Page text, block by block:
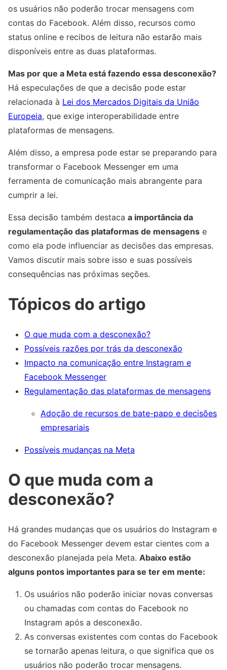
os usuários não poderão trocar mensagens com
contas do Facebook. Além disso, recursos como
status online e recibos de leitura não estarão mais
disponíveis entre as duas plataformas.
Mas por que a Meta está fazendo essa desconexão?
Há especulações de que a decisão pode estar
relacionada à Lei dos Mercados Digitais da União
Europeia, que exige interoperabilidade entre
plataformas de mensagens.
Além disso, a empresa pode estar se preparando para
transformar o Facebook Messenger em uma
ferramenta de comunicação mais abrangente para
cumprir a lei.
Essa decisão também destaca a importância da
regulamentação das plataformas de mensagens e
como ela pode influenciar as decisões das empresas.
Vamos discutir mais sobre isso e suas possíveis
consequências nas próximas seções.
Tópicos do artigo
O que muda com a desconexão?
Possíveis razões por trás da desconexão
Impacto na comunicação entre Instagram e
Facebook Messenger
Regulamentação das plataformas de mensagens
Adoção de recursos de bate-papo e decisões
empresariais
Possíveis mudanças na Meta
O que muda com a
desconexão?
Há grandes mudanças que os usuários do Instagram e
do Facebook Messenger devem estar cientes com a
desconexão planejada pela Meta. Abaixo estão
alguns pontos importantes para se ter em mente:
Os usuários não poderão iniciar novas conversas
ou chamadas com contas do Facebook no
Instagram após a desconexão.
As conversas existentes com contas do Facebook
se tornarão apenas leitura, o que significa que os
usuários não poderão trocar mensagens.